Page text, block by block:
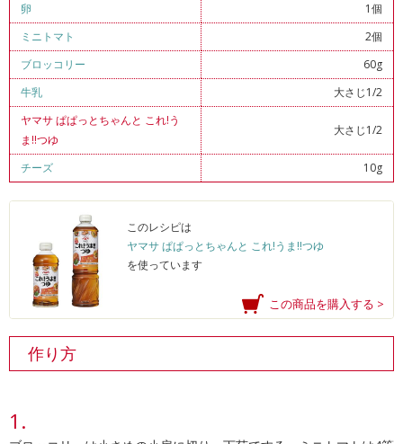
卵
1個
ミニトマト
2個
ブロッコリー
60g
牛乳
大さじ1/2
ヤマサ ぱぱっとちゃんと これ!う
ま!!つゆ
大さじ1/2
チーズ 10g
このレシピは
ヤマサ ぱぱっとちゃんと これ!うま!!つゆ
を使っています
この商品を購入する >
作り方